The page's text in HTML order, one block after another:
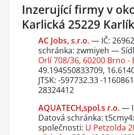
Inzerující firmy v
Karlická 25229 Karlík
AC Jobs, s.r.o.— IČ:
schránka: zwmiyeh —
Orlí 708/36, 60200 Brno
49.194550833709,
JTSK: -597732.33 -
28324412
AQUATECH,spol.s r.o.—
Datová schránka:
společnosti: U Petzolda